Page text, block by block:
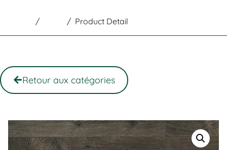
/ / Product Detail
Retour aux catégories